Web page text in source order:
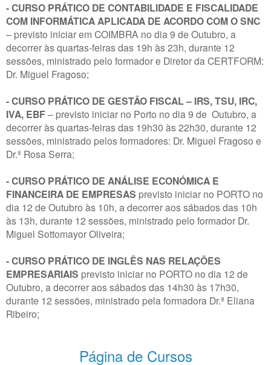
- CURSO PRÁTICO DE CONTABILIDADE E FISCALIDADE
COM INFORMÁTICA APLICADA DE ACORDO COM O SNC
– previsto iniciar em COIMBRA no dia 9 de Outubro, a
decorrer às quartas-feiras das 19h às 23h, durante 12
sessões, ministrado pelo formador e Diretor da CERTFORM:
Dr. Miguel Fragoso;
- CURSO PRÁTICO DE GESTÃO FISCAL – IRS, TSU, IRC,
IVA, EBF– previsto iniciar no Porto no dia 9 de Outubro, a
decorrer às quartas-feiras das 19h30 às 22h30, durante 12
sessões, ministrado pelos formadores: Dr. Miguel Fragoso e
Dr.ª Rosa Serra;
- CURSO PRÁTICO DE ANÁLISE ECONÓMICA E
FINANCEIRA DE EMPRESAS previsto iniciar no PORTO no
dia 12 de Outubro às 10h, a decorrer aos sábados das 10h
às 13h, durante 12 sessões, ministrado pelo formador Dr.
Miguel Sottomayor Oliveira;
- CURSO PRÁTICO DE INGLÊS NAS RELAÇÕES
EMPRESARIAIS previsto iniciar no PORTO no dia 12 de
Outubro, a decorrer aos sábados das 14h30 às 17h30,
durante 12 sessões, ministrado pela formadora Dr.ª Eliana
Ribeiro;
Página de Cursos